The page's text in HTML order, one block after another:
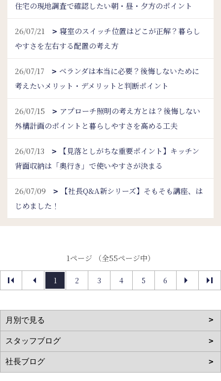
住宅の現地調査で確認したい朝・昼・夕方のポイント
26/07/21
寝室のスイッチ位置はどこが正解？暮らし
やすさを左右する配置の考え方
26/07/17
ベランダは本当に必要？後悔しないために
考えたいメリット・デメリットと判断ポイント
26/07/15
アプローチ照明の考え方とは？後悔しない
外構計画のポイントと暮らしやすさを高める工夫
26/07/13
【見落としがちな重要ポイント】キッチン
背面収納は「奥行き」で使いやすさが決まる
26/07/09
【社長Q&A新シリーズ】そもそも講座、は
じめました！
1ページ （全55ページ中）
1 2 3 4 5 6